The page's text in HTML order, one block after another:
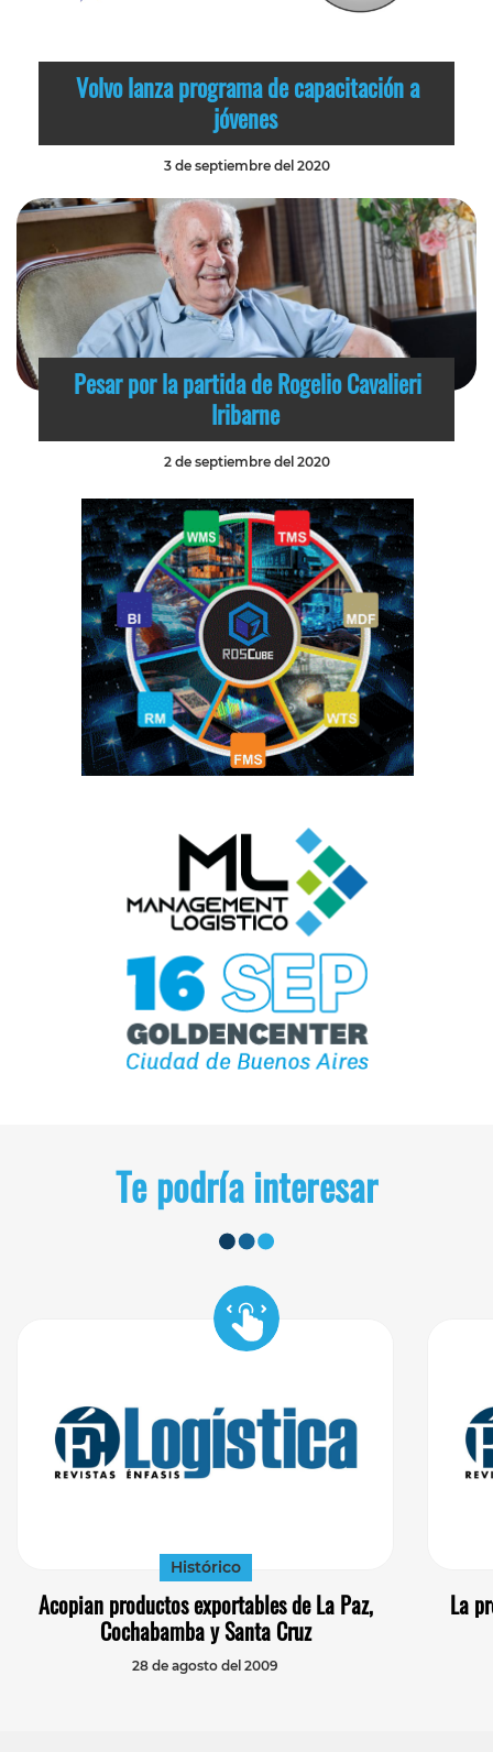
Volvo lanza programa de capacitación a
jóvenes
3 de septiembre del 2020
Pesar por la partida de Rogelio Cavalieri
Iribarne
2 de septiembre del 2020
Te podría interesar
Histórico
Acopian productos exportables de La Paz,
Cochabamba y Santa Cruz
28 de agosto del 2009
La